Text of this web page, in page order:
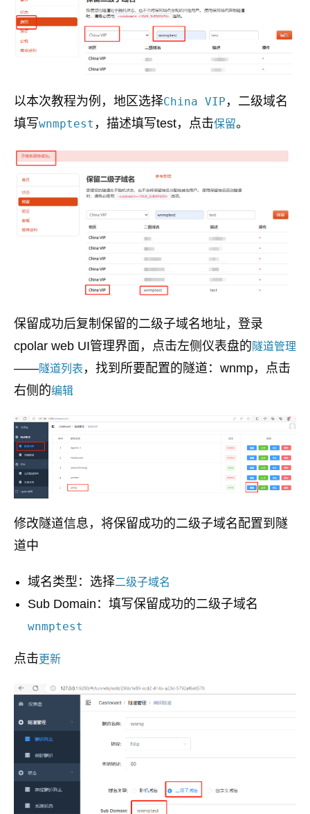
以本次教程为例，地区选择China VIP ，二级域名
填写wnmptest ，描述填写test，点击保留。
保留成功后复制保留的二级子域名地址，登录
cpolar web UI管理界面，点击左侧仪表盘的隧道管理
——隧道列表 ，找到所要配置的隧道：wnmp，点击
右侧的编辑
修改隧道信息，将保留成功的二级子域名配置到隧
道中
域名类型：选择二级子域名
Sub Domain：填写保留成功的二级子域名
wnmptest
点击更新